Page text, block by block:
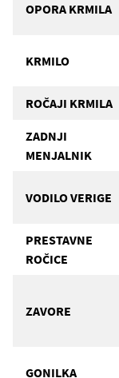
OPORA KRMILA
KRMILO
ROČAJI KRMILA
ZADNJI
MENJALNIK
VODILO VERIGE
PRESTAVNE
ROČICE
ZAVORE
GONILKA